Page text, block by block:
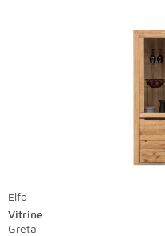
Elfo
Vitrine
Greta